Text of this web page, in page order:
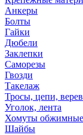
Анкеры
Болты
Гайки
Дюбели
Заклепки
Саморезы
Гвозди
Такелаж
Тросы, цепи,
Уголок, лента
Хомуты обжимные
Шайбы